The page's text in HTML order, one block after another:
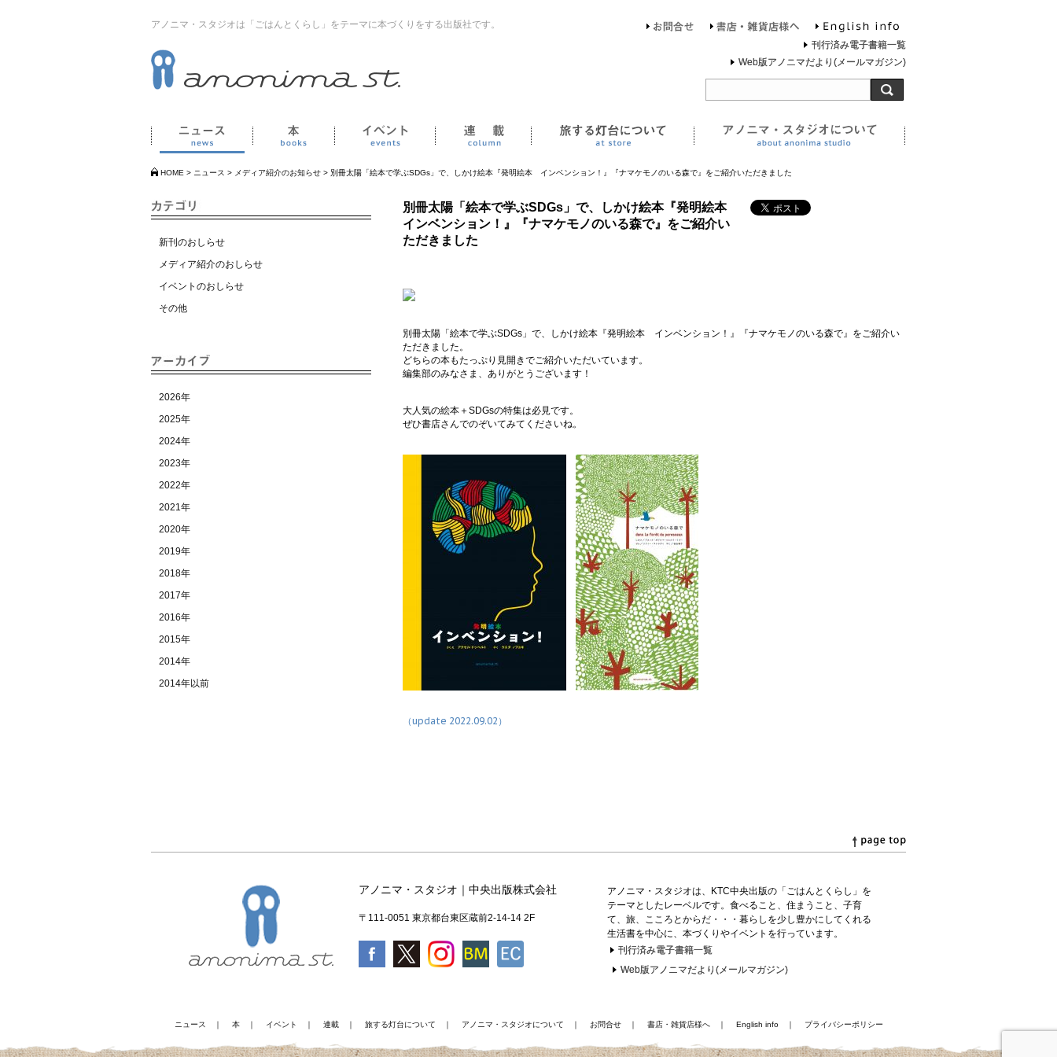
アノニマ・スタジオは「ごはんとくらし」をテーマに本づくりをする出版社です。
ニュース 本 イベント 連載 旅する灯台について
お問合せ 書店・雑貨店様へ
刊行済み電子書籍一覧
Web版アノニマだより(メールマガジン)
HOME > ニュース > メディア紹介のお知らせ > 別冊太陽「絵本で学ぶSDGs」で、しかけ絵本『発明絵本 インベンション！』『ナマケモノのいる森で』をご紹介いただきました
新刊のおしらせ
メディア紹介のおしらせ
イベントのおしらせ
その他
2026年
2025年
2024年
2023年
2022年
2021年
2020年
2019年
2018年
2017年
2016年
2015年
2014年
2014年以前
別冊太陽「絵本で学ぶSDGs」で、しかけ絵本『発明絵本
インベンション！』『ナマケモノのいる森で』をご紹介い
ただきました
別冊太陽「絵本で学ぶSDGs」で、しかけ絵本『発明絵本 インベンション！』『ナマケモノのいる森で』をご紹介い
ただきました。
どちらの本もたっぷり見開きでご紹介いただいています。
編集部のみなさま、ありがとうございます！
大人気の絵本＋SDGsの特集は必見です。
ぜひ書店さんでのぞいてみてくださいね。
（update 2022.09.02）
アノニマ・スタジオ｜中央出版株式会社
〒111-0051 東京都台東区蔵前2-14-14 2F
アノニマ・スタジオは、KTC中央出版の「ごはんとくらし」を
テーマとしたレーベルです。食べること、住まうこと、子育
て、旅、こころとからだ・・・暮らしを少し豊かにしてくれる
生活書を中心に、本づくりやイベントを行っています。
刊行済み電子書籍一覧
Web版アノニマだより(メールマガジン)
ニュース ｜ 本｜ イベント ｜ 連載｜ 旅する灯台について ｜ アノニマ・スタジオについて ｜ お問合せ｜ 書店・雑貨店様へ｜ English info｜ プライバシーポリシー